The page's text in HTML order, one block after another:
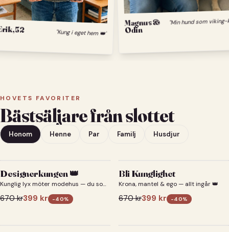
52 "Kung i eget hem 👑"
Magnus &
Odin
HOVETS FAVORITER
Bästsäljare från slottet
Honom Henne Par Familj Husdjur
Designerkungen 👑
Kunglig lyx möter modehus — du som
670kr399 kr -40%
Bli Kunglighet
Krona, mantel & ego — allt ingår 👑
670kr399 kr -40%